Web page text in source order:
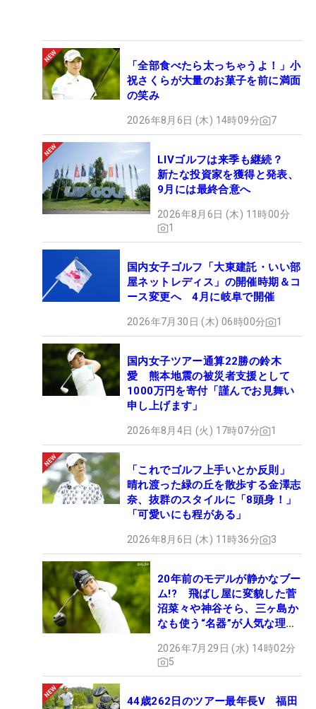
「全部食べたら太っちゃうよ！」小
祝さくらが大量のお菓子を前に満面
の笑み
2026年8月6日 (木) 14時09分 7
LIVゴルフは来季も継続？
新たな投資家を獲得と発表、
9月には最終合意へ
2026年8月6日 (木) 11時00分
1
国内女子ゴルフ「大東建託・いい部
屋ネットレディス」の開催時期＆コ
ース変更へ 4月に岐阜で開催
2026年7月30日 (木) 06時00分 1
国内女子ツアー通算22勝の鈴木
愛 熊本地震の被災者支援として
1000万円を寄付「謹んでお見舞い
申し上げます」
2026年8月4日 (火) 17時07分 1
「これでゴルフ上手いとか反則」
晴れ渡った緑の丘を散歩する金澤志
奈、抜群のスタイルに「8頭身！」
「可愛いにも程がある」
2026年8月6日 (木) 11時36分 3
20年前のモデルが静かなブー
ム!? 飛ばし屋に変貌した菅
沼菜々や神谷そら、三ヶ島か
なも使う“名器”が人気な理由
ギア”】
2026年7月29日 (水) 14時02分
5
44歳262日のツアー最年長V 福田